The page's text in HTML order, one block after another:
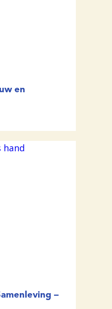
en
–